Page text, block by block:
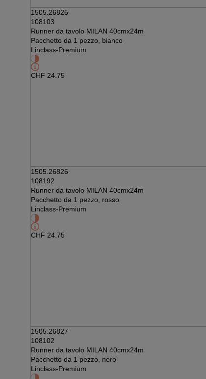
1505.26825
108103
Runner da tavolo MILAN 40cmx24m
Pacchetto da 1 pezzo, bianco
Linclass-Premium
CHF 24.75
1505.26826
108192
Runner da tavolo MILAN 40cmx24m
Pacchetto da 1 pezzo, rosso
Linclass-Premium
CHF 24.75
1505.26827
108102
Runner da tavolo MILAN 40cmx24m
Pacchetto da 1 pezzo, nero
Linclass-Premium